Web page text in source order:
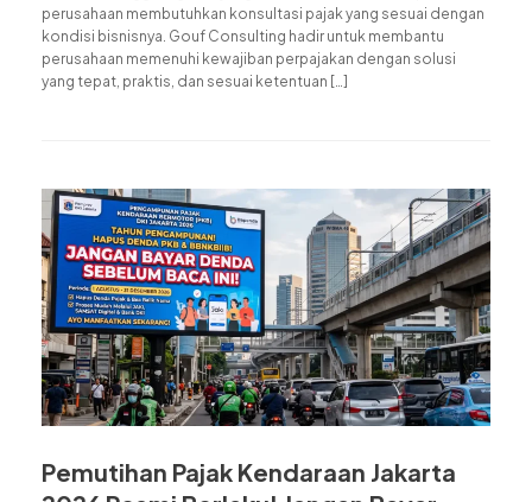
perusahaan membutuhkan konsultasi pajak yang sesuai dengan
kondisi bisnisnya. Gouf Consulting hadir untuk membantu
perusahaan memenuhi kewajiban perpajakan dengan solusi
yang tepat, praktis, dan sesuai ketentuan […]
Pemutihan Pajak Kendaraan Jakarta